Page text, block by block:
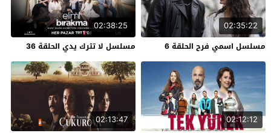
02:35:22
مسلسل اسمي فرح الحلقة 6
02:38:25
مسلسل لا تترك يدي الحلقة 36
02:12:12
02:13:47